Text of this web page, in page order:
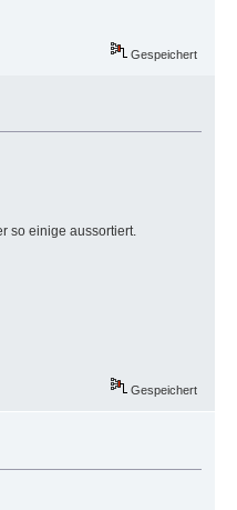
Gespeichert
so einige aussortiert.
Gespeichert